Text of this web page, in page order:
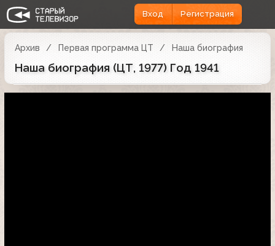
Вход Регистрация
Архив Первая программа ЦТ Наша биография
Наша биография (ЦТ, 1977) Год 1941